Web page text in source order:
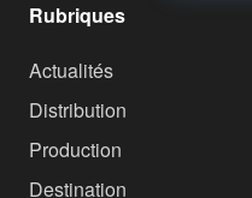
Rubriques
Actualités
Distribution
Production
Destination